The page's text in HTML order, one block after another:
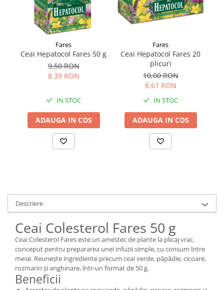
Fares
Ceai Hepatocol Fares 50 g
9,50 RON
8,39 RON
IN STOC
ADAUGA IN COS
Fares
Ceai Hepatocol Fares 20
plicuri
10,00 RON
8,61 RON
IN STOC
ADAUGA IN COS
Descriere
Ceai Colesterol Fares 50 g
Ceai Colesterol Fares este un amestec de plante la plicaj vrac,
conceput pentru prepararea unei infuzii simple, cu consum între
mese. Reunește ingrediente precum ceai verde, păpădie, cicoare,
rozmarin și anghinare, într-un format de 50 g.
Beneficii